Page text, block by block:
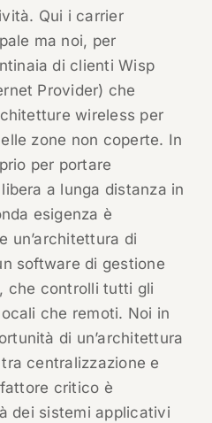
Qui i carrier
ma noi, per
di clienti Wisp
Provider) che
wireless per
zone non coperte. In
per portare
a lunga distanza in
esigenza è
un’architettura di
software di gestione
che controlli tutti gli
che remoti. Noi in
di un’architettura
centralizzazione e
critico è
dei sistemi applicativi